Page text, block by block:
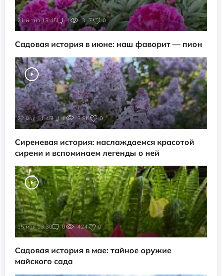
21 июня 13:45 1 317 0
Садовая история в июне: наш фаворит — пион
22 мая 11:45 1 3.8K 0
Сиреневая история: наслаждаемся красотой
сирени и вспоминаем легенды о ней
15 мая 13:30 0 424 0
Садовая история в мае: тайное оружие
майского сада